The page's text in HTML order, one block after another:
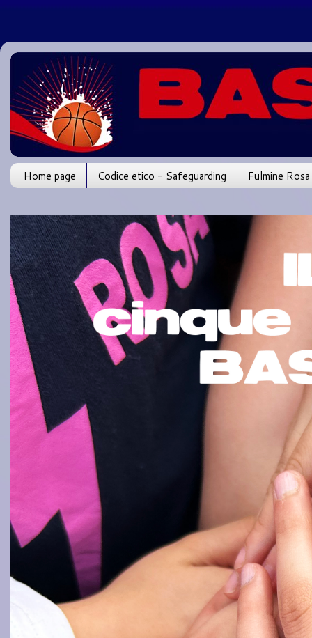
Home page Codice etico - Safeguarding Fulmine Rosa